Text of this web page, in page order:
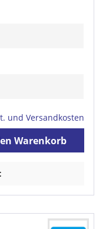
und Versandkosten
Warenkorb